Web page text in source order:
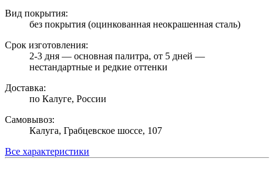
Вид покрытия:
без покрытия (оцинкованная неокрашенная сталь)
Срок изготовления:
2-3 дня — основная палитра, от 5 дней —
нестандартные и редкие оттенки
Доставка:
по Калуге, России
Самовывоз:
Калуга, Грабцевское шоссе, 107
Все характеристики